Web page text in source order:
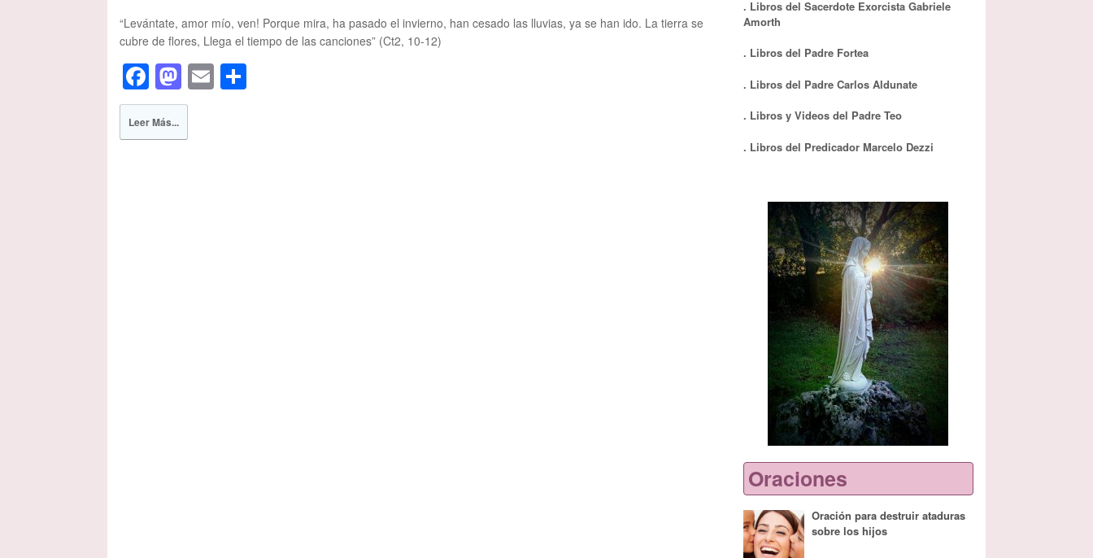
“Levántate, amor mío, ven! Porque mira, ha pasado el invierno, han cesado las lluvias, ya se han ido. La tierra se
cubre de flores, Llega el tiempo de las canciones” (Ct2, 10-12)
F
a
c
M
a
st
E
Leer Más...
. Libros del Sacerdote Exorcista Gabriele
Amorth
. Libros del Padre Fortea
. Libros del Padre Carlos Aldunate
. Libros y Videos del Padre Teo
. Libros del Predicador Marcelo Dezzi
Oraciones
Oración para destruir ataduras
sobre los hijos